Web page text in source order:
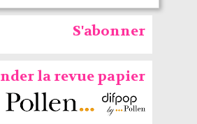
S'abonner
la revue papier